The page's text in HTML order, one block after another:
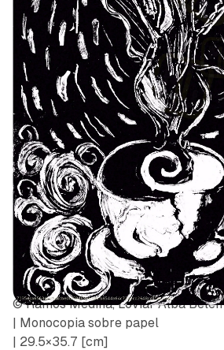
© Ramos Medina, Loviar Alba Belen
| Monocopia sobre papel
| 29.5×35.7 [cm]